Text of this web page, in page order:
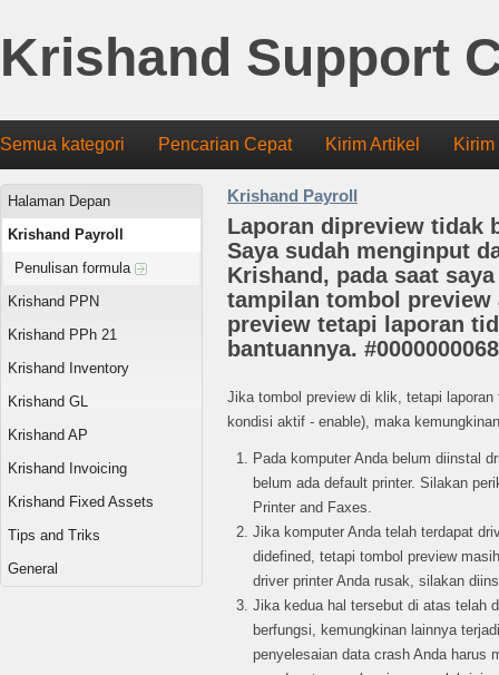
Krishand Support
Semua kategori Pencarian Cepat Kirim Artikel
Halaman Depan
Krishand Payroll
Penulisan formula
Krishand PPN
Krishand PPh 21
Krishand Inventory
Krishand GL
Krishand AP
Krishand Invoicing
Krishand Fixed Assets
Tips and Triks
General
Krishand Payroll
Laporan dipreview tidak
Saya sudah menginput
Krishand, pada saat
tampilan tombol
preview tetapi laporan
bantuannya. #0000000068
Jika tombol preview di klik, tetapi
kondisi aktif - enable), maka
Pada komputer Anda belum diinstal
belum ada default printer. Silakan
Printer and Faxes.
Jika komputer Anda telah terdapat
didefined, tetapi tombol preview
driver printer Anda rusak, silakan
Jika kedua hal tersebut di atas telah
berfungsi, kemungkinan lainnya
penyelesaian data crash Anda harus